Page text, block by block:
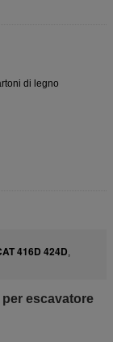
di legno
416D 424D,
escavatore